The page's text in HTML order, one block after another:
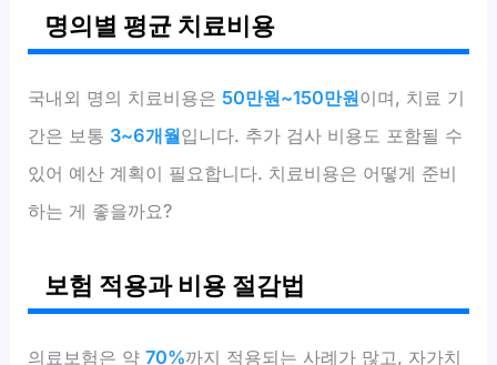
명의별 평균 치료비용
국내외 명의 치료비용은 50만원~150만원이며, 치료 기
간은 보통 3~6개월입니다. 추가 검사 비용도 포함될 수
있어 예산 계획이 필요합니다. 치료비용은 어떻게 준비
하는 게 좋을까요?
보험 적용과 비용 절감법
의료보험은 약70%까지 적용되는 사례가 많고, 자가치